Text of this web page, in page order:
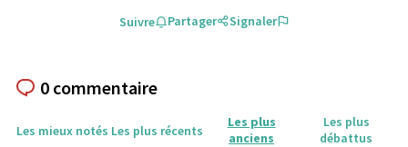
Suivre Partager Signaler
0 commentaire
Les mieux notés Les plus récents
Les plus
anciens
Les plus
débattus